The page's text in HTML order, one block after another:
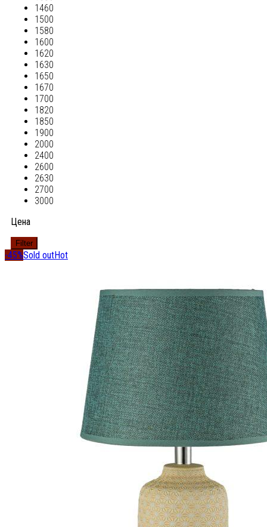
1460
1500
1580
1600
1620
1630
1650
1670
1700
1820
1850
1900
2000
2400
2600
2630
2700
3000
Цена
Filter
-45%Sold outHot